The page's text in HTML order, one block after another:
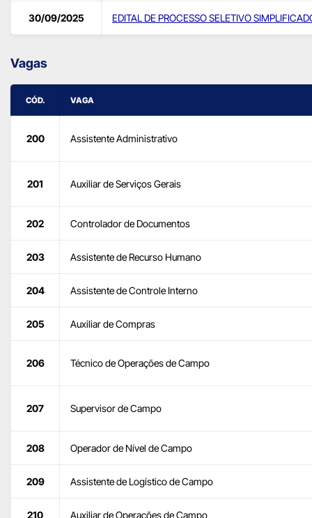
30/09/2025 EDITAL DE PROCESSO SELETIVO
Vagas
CÓD. VAGA
200 Assistente Administrativo
201 Auxiliar de Serviços Gerais
202 Controlador de Documentos
203 Assistente de Recurso Humano
204 Assistente de Controle Interno
205 Auxiliar de Compras
206 Técnico de Operações de Campo
207 Supervisor de Campo
208 Operador de Nível de Campo
209 Assistente de Logístico de Campo
210 Auxiliar de Operações de Campo